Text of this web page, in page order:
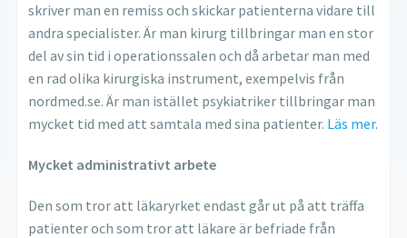
skriver man en remiss och skickar patienterna vidare till
andra specialister. Är man kirurg tillbringar man en stor
del av sin tid i operationssalen och då arbetar man med
en rad olika kirurgiska instrument, exempelvis från
nordmed.se. Är man istället psykiatriker tillbringar man
mycket tid med att samtala med sina patienter. Läs mer.
Mycket administrativt arbete
Den som tror att läkaryrket endast går ut på att träffa
patienter och som tror att läkare är befriade från